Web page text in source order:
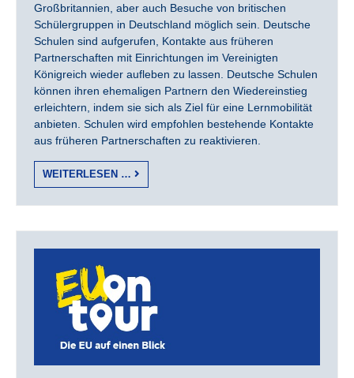
Großbritannien, aber auch Besuche von britischen
Schülergruppen in Deutschland möglich sein. Deutsche
Schulen sind aufgerufen, Kontakte aus früheren
Partnerschaften mit Einrichtungen im Vereinigten
Königreich wieder aufleben zu lassen. Deutsche Schulen
können ihren ehemaligen Partnern den Wiedereinstieg
erleichtern, indem sie sich als Ziel für eine Lernmobilität
anbieten. Schulen wird empfohlen bestehende Kontakte
aus früheren Partnerschaften zu reaktivieren.
WEITERLESEN …